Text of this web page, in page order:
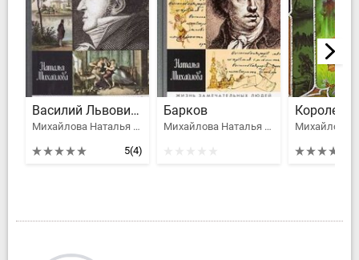
Василий Львович Пушкин
Михайлова Наталья Ивановна
5(4)
Барков
Михайлова Наталья Ивановна